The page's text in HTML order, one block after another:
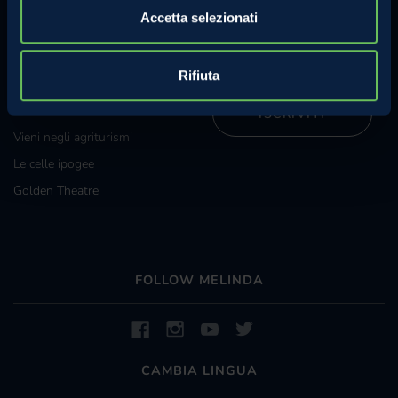
Accetta selezionati
Rifiuta
Diventa specialista Melinda
Vieni negli agriturismi
Le celle ipogee
Golden Theatre
riceverai regolarmente
Melinda.
ISCRIVITI
FOLLOW MELINDA
CAMBIA LINGUA